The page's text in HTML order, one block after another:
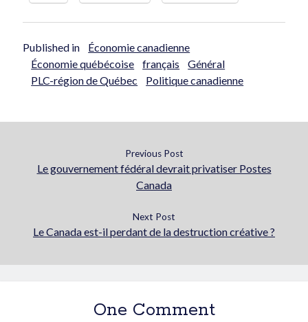
Published in
Économie canadienne
Économie québécoise
français
Général
PLC-région de Québec
Politique canadienne
Previous Post
Le gouvernement fédéral devrait privatiser Postes
Canada
Next Post
Le Canada est-il perdant de la destruction créative ?
One Comment